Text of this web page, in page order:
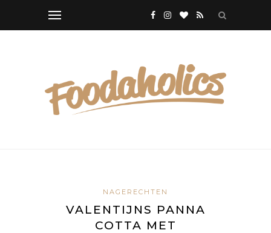
NAGERECHTEN
VALENTIJNS PANNA
COTTA MET